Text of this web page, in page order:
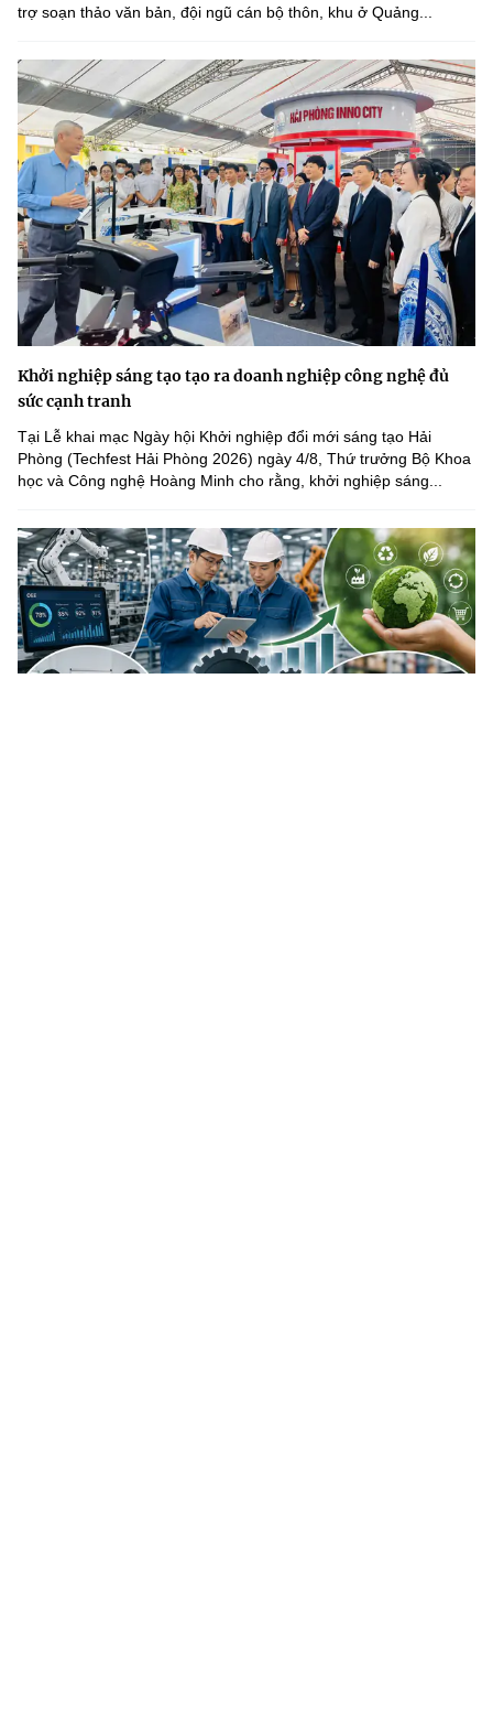
trợ soạn thảo văn bản, đội ngũ cán bộ thôn, khu ở Quảng...
Khởi nghiệp sáng tạo tạo ra doanh nghiệp công nghệ đủ
sức cạnh tranh
Tại Lễ khai mạc Ngày hội Khởi nghiệp đổi mới sáng tạo Hải
Phòng (Techfest Hải Phòng 2026) ngày 4/8, Thứ trưởng Bộ Khoa
học và Công nghệ Hoàng Minh cho rằng, khởi nghiệp sáng...